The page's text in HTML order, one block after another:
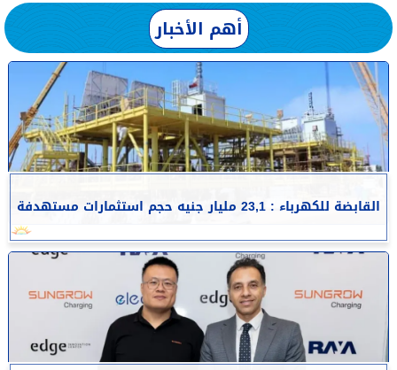
أهم الأخبار
القابضة للكهرباء : 23,1 مليار جنيه حجم استثمارات مستهدفة